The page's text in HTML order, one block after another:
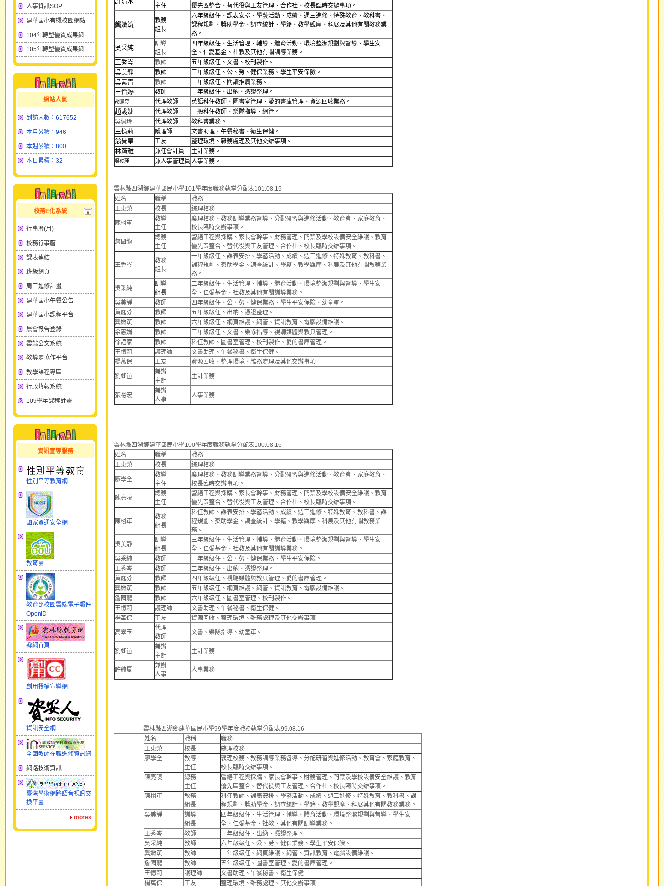
人事資訊SOP
建華國小有機校園網站
104年轉型優質成果網
105年轉型優質成果網
網站人氣
到訪人數：617652
本月累積：946
本週累積：800
本日累積：32
校務E化系統
行事曆(月)
校務行事曆
課表連結
班級網頁
周三進修計畫
建華國小午餐公告
建華國小課程平台
晨會報告登錄
雲端公文系統
教導處協作平台
教學課程專區
行政填報系統
109學年課程計畫
資訊宣導服務
性別平等教育網
國家資通安全網
教育雲
教育部校園雲端電子郵件
OpenID
縣網首頁
創用授權宣導網
資訊安全網
全國教師在職進修資訊網
網路技術資訊
臺灣學術網路語音視訊交
換平臺
more»
主任
優先區整合、替代役與工友管理、合作社、校長臨時交辦事項。
龔媺筑
教務
組長
六年級級任、課表安排、學藝活動、成績、週三進修、特殊教育、教科書、
課程規劃、獎助學金、調查統計、學籍、教學觀摩、科展及其他有關教務業
務。
吳采純
訓導
組長
四年級級任、生活管理、輔導、體育活動、環境整潔規劃與督導、學生安
全、仁愛基金、社教及其他有關訓導業務。
王秀岑 教師 五年級級任、文書、校刊製作。
吳美靜 教師 三年級級任、公、勞、健保業務、學生平安保險。
吳素青 教師 二年級級任、閱讀推廣業務。
王怡婷 教師 一年級級任、出納、憑證整理。
胡景奇 代理教師 英語科任教師、圖書室管理、愛的書庫管理、資源回收業務。
趙彧婕 代理教師
一般科任教師、樂隊指導、網管。
吳佩玲
代理教師 教科書業務。
王憶莉 護理師 文書助理、午餐秘書、衛生保健。
翁景星 工友 整理環境、雜務處理及其他交辦事項。
林筠雅 兼任會計員 主計業務。
吳映瑾 兼人事管理員 人事業務。
雲林縣四湖鄉建華國民小學101學年度職務執掌分配表101.08.15
姓名
職稱
職務
王東榮
校長 綜理校務
陳栩軍
教導
主任
襄理校務、教務訓導業務督導、分配研習與進修活動、教育會、家庭教育、
校長臨時交辦事項。
詹國龍
總務
主任
營繕工程與採購、家長會幹事、財務管理、門禁及學校設備安全維護、教育
優先區整合、替代役與工友管理、合作社、校長臨時交辦事項。
王秀岑
教務
組長
一年級級任、課表安排、學藝活動、成績、週三進修、特殊教育、教科書、
課程規劃、獎助學金、調查統計、學籍、教學觀摩、科展及其他有關教務業
務。
吳采純
訓導
組長
二年級級任、生活管理、輔導、體育活動、環境整潔規劃與督導、學生安
全、仁愛基金、社教及其他有關訓導業務。
吳美靜
教師
四年級級任、公、勞、健保業務、學生平安保險、幼童軍。
黃庭芬
教師
五年級級任、出納、憑證整理。
龔媺筑
教師
六年級級任、網頁維護、網管、資訊教育、電腦設備維護。
余惠娟
教師
三年級級任、文書、樂隊指導、視聽媒體與教具管理。
徐誼家
教師
科任教師、圖書室管理、校刊製作、愛的書庫管理。
王憶莉
護理師
文書助理、午餐秘書、衛生保健。
楊萬保
工友 資源回收、整理環境、雜務處理及其他交辦事項
劉虹邑
兼辦
主計
主計業務
張裕宏
兼辦
人事
人事業務
雲林縣四湖鄉建華國民小學100學年度職務執掌分配表100.08.16
姓名
職稱
職務
王東榮
校長 綜理校務
廖學全
教導
主任
襄理校務、教務訓導業務督導、分配研習與進修活動、教育會、家庭教育、
校長臨時交辦事項。
陳亮喨
總務
主任
營繕工程與採購、家長會幹事、財務管理、門禁及學校設備安全維護、教育
優先區整合、替代役與工友管理、合作社、校長臨時交辦事項。
陳栩軍
教務
組長
科任教師、課表安排、學藝活動、成績、週三進修、特殊教育、教科書、課
程規劃、獎助學金、調查統計、學籍、教學觀摩、科展及其他有關教務業
務。
吳美靜
訓導
組長
三年級级任、生活管理、輔導、體育活動、環境整潔規劃與督導、學生安
全、仁愛基金、社教及其他有關訓導業務。
吳采純
教師
一年級级任、公、勞、健保業務、學生平安保險。
王秀岑
教師
二年級级任、出納、憑證整理。
黃庭芬
教師
四年級级任、視聽媒體與教具管理、愛的書庫管理。
龔媺筑
教師
五年級级任、網頁維護、網管、資訊教育、電腦設備維護。
詹國龍
教師
六年級级任、圖書室管理、校刊製作。
王憶莉
護理師
文書助理、午餐秘書、衛生保健。
楊萬保
工友 資源回收、整理環境、雜務處理及其他交辦事項
高翠玉
代理
教師
文書、樂隊指導、幼童軍。
劉虹邑
兼辦
主計
主計業務
許純夏
兼辦
人事
人事業務
雲林縣四湖鄉建華國民小學99學年度職務執掌分配表99.08.16
姓名
職稱
職務
王東榮
校長
綜理校務
廖學全
教導
主任
襄理校務、教務訓導業務督導、分配研習與進修活動、教育會、家庭教育、
校長臨時交辦事項。
陳亮喨
總務
主任
營繕工程與採購、家長會幹事、財務管理、門禁及學校設備安全維護、教育
優先區整合、替代役與工友管理、合作社、校長臨時交辦事項。
陳栩軍
教務
組長
科任教師、課表安排、學藝活動、成績、週三進修、特殊教育、教科書、課
程規劃、獎助學金、調查統計、學籍、教學觀摩、科展其他有關教務業務。
吳美靜
訓導
組長
四年級级任、生活管理、輔導、體育活動、環境整潔規劃與督導、學生安
全、仁愛基金、社教、其他有關訓導業務。
王秀岑
教師
一年級级任、出納、憑證整理。
吳采純
教師
六年級级任、公、勞、健保業務、學生平安保險。
龔媺筑
教師
二年級级任、網頁維護、網管、資訊教育、電腦設備維護。
詹國龍
教師
五年級级任、圖書室管理、愛的書庫管理。
王憶莉
護理師
文書助理、午餐秘書、衛生保健
楊萬保
工友 整理環境、雜務處理、其他交辦事項